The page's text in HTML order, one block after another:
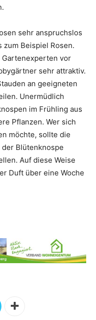
sehr anspruchslos
Beispiel Rosen.
Gartenexperten vor
sehr attraktiv.
an geeigneten
Unermüdlich
im Frühling aus
Pflanzen. Wer sich
möchte, sollte die
Blütenknospe
Auf diese Weise
Duft über eine Woche